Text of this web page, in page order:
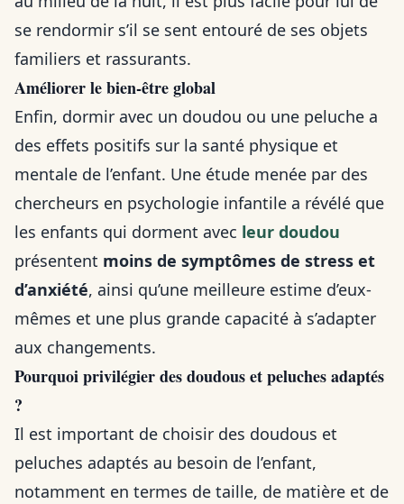
se rendormir s’il se sent entouré de ses objets
familiers et rassurants.
Améliorer le bien-être global
Enfin, dormir avec un doudou ou une peluche a
des effets positifs sur la santé physique et
mentale de l’enfant. Une étude menée par des
chercheurs en psychologie infantile a révélé que
les enfants qui dorment avec leur doudou
présentent moins de symptômes de stress et
d’anxiété, ainsi qu’une meilleure estime d’eux-
mêmes et une plus grande capacité à s’adapter
aux changements.
Pourquoi privilégier des doudous et peluches adaptés
?
Il est important de choisir des doudous et
peluches adaptés au besoin de l’enfant,
notamment en termes de taille, de matière et de